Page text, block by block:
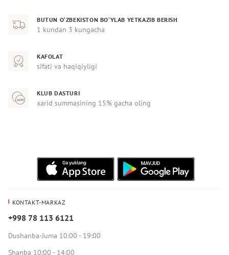
BUTUN O‘ZBEKISTON BO‘YLAB YETKAZIB BERISH
1 kundan 3 kungacha
KAFOLAT
sifati va haqiqiyligi
KLUB DASTURI
xarid summasining 15% gacha oling
KONTAKT-MARKAZ
+998 78 113 6121
Dushanba-Juma 10:00 - 19:00
Shanba 10:00 - 14:00